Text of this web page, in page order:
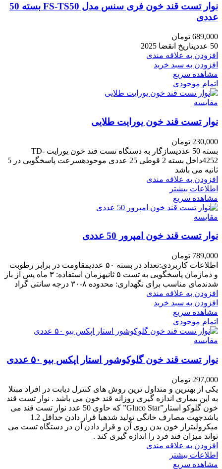
نوار تست قند خون فری سنس مدل FS-TS50 بسته 50
عددی
689,000 تومان
50 عددیتاریخ انقضا 2025
افزودن به علاقه مندی
افزودن به سبد خرید
مشاهده سریع
اتمام موجودی
مقایسه
نوار تست قند خون یورایت طلایی
230,000 تومان
بسته 50 عددیسازگار به دستگاه تست قند خون یورایت TD-
4252داخل بسته 2 قوطی 25 عددی موحودهسرعت پاسخگویی در 5
ثانیه می باشد
افزودن به علاقه مندی
اطلاعات بیشتر
مشاهده سریع
مقایسه
نوار تست قند خون امپرور 50 عددی
789,000 تومان
اطلاعات کاربردی:تعداد در بسته ۵۰ عددیمقاومت در برابر رطوبت
و دمازمان پاسخگویی به تست ۵ ثانیه
زمان استفاده
: ۳ ماه پس از باز
شدندمای مناسب برای نگهداری: محدوده ۸-۳۰ درجه سانتی گراد
افزودن به علاقه مندی
افزودن به سبد خرید
مشاهده سریع
اتمام موجودی
مقایسه
نوار تست قند خون گلوکوشور استار اپکس بیو ۵۰ عددی
297,000 تومان
یکی از بهترین و متداول ترین روش های کنترل دیابت در افراد مبتلا
به این بیماری اندازه گیری روزانه قند خون می باشد . نوار تست قند
خون گلوکو استار”Gluco Star” که حاوی 50 عدد نوار تست قند می
باشدجهت مصارف خانگی تولید شدهبا قرار دادن حداقل 1.2
میکرولیتراز خون بدن روی آن و قرار دادن آن در دستگاه تست می
تواند میزان قند فرد را اندازه گیری کند .
افزودن به علاقه مندی
اطلاعات بیشتر
مشاهده سریع